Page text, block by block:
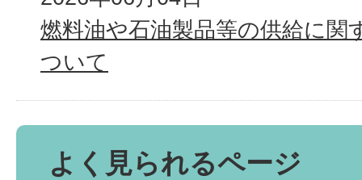
燃料油や石油製品等の供給に関
ついて
よく見られるページ